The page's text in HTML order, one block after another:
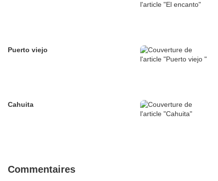
Puerto viejo
Cahuita
Commentaires